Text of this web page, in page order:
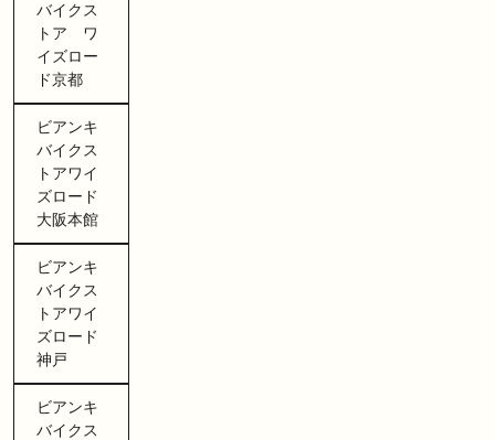
バイクス
トア ワ
イズロー
ド京都
ビアンキ
バイクス
トアワイ
ズロード
大阪本館
ビアンキ
バイクス
トアワイ
ズロード
神戸
ビアンキ
バイクス